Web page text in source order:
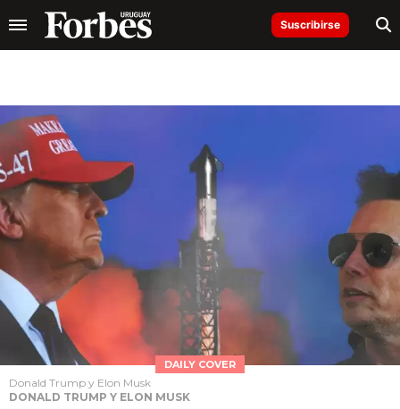
Suscribirse
DAILY COVER
Donald Trump y Elon Musk
DONALD TRUMP Y ELON MUSK